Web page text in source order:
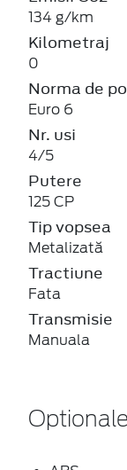
Kilometraj
0
Norma de
Euro 6
Nr. usi
4/5
Putere
125 CP
Tip vopsea
Metalizată
Tractiune
Fata
Transmisie
Manuala